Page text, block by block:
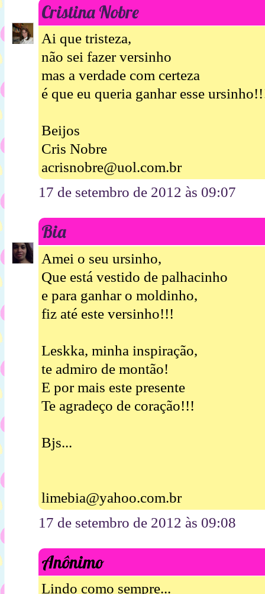
Cristina Nobre
Ai que tristeza,
não sei fazer versinho
mas a verdade com certeza
é que eu queria ganhar esse
Beijos
Cris Nobre
acrisnobre@uol.com.br
17 de setembro de 2012 às 09:07
Bia
Amei o seu ursinho,
Que está vestido de palhacinho
e para ganhar o moldinho,
fiz até este versinho!!!
Leskka, minha inspiração,
te admiro de montão!
E por mais este presente
Te agradeço de coração!!!
Bjs...
limebia@yahoo.com.br
17 de setembro de 2012 às 09:08
Anônimo
Lindo como sempre...